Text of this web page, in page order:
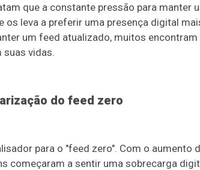
que a constante pressão para manter
os leva a preferir uma presença digital
um feed atualizado, muitos
suas vidas.
do feed zero
para o "feed zero". Com o aumento
começaram a sentir uma sobrecarga